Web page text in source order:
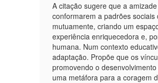
A citação sugere que a
conformarem a padrões
mutuamente, criando um
experiência enriquecedora e,
humana. Num contexto
adaptação. Propõe que os
promovendo o
uma metáfora para a coragem